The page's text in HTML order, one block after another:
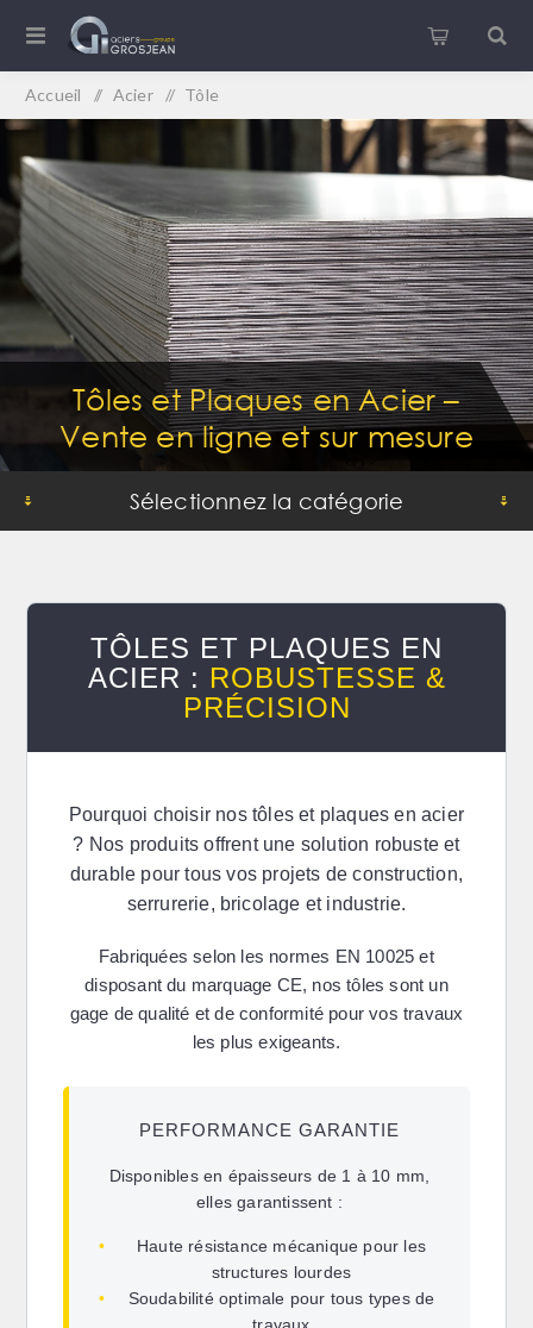
Accueil / Acier / Tôle
Tôles et Plaques en Acier –
Vente en ligne et sur mesure
Sélectionnez la catégorie
TÔLES ET PLAQUES EN
ACIER : ROBUSTESSE &
PRÉCISION
Pourquoi choisir nos tôles et plaques en acier
? Nos produits offrent une solution robuste et
durable pour tous vos projets de construction,
serrurerie, bricolage et industrie.
Fabriquées selon les normes EN 10025 et
disposant du marquage CE, nos tôles sont un
gage de qualité et de conformité pour vos travaux
les plus exigeants.
PERFORMANCE GARANTIE
Disponibles en épaisseurs de 1 à 10 mm,
elles garantissent :
• Haute résistance mécanique pour les
structures lourdes
•
Soudabilité optimale pour tous types de
travaux